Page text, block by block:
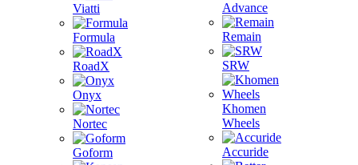
Viatti
Formula
RoadX
Onyx
Nortec
Goform
Advance
Remain
SRW
Khomen
Wheels
Accuride